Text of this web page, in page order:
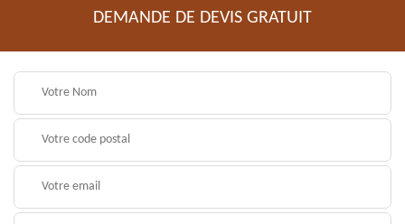
DEMANDE DE DEVIS GRATUIT